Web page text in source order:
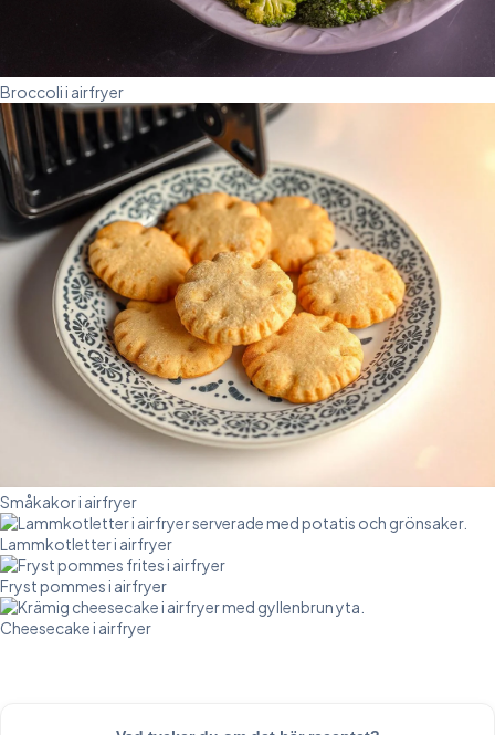
Broccoli i airfryer
Småkakor i airfryer
Lammkotletter i airfryer
Fryst pommes i airfryer
Cheesecake i airfryer